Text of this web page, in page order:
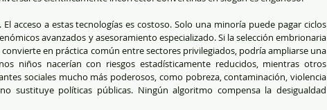
acceso a estas tecnologías es costoso. Solo una minoría puede pagar ciclos
avanzados y asesoramiento especializado. Si la selección embrionaria
en práctica común entre sectores privilegiados, podría ampliarse una
niños nacerían con riesgos estadísticamente reducidos, mientras otros
sociales mucho más poderosos, como pobreza, contaminación, violencia
sustituye políticas públicas. Ningún algoritmo compensa la desigualdad